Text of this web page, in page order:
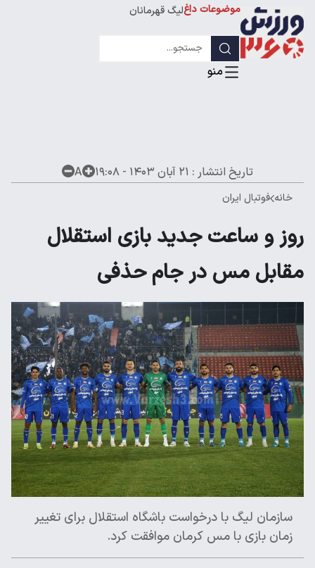
موضوعات داغ
لیگ قهرمانان
تاریخ انتشار : ۲۱ آبان ۱۴۰۳ - ۱۹:۰۸ A
خانه فوتبال ایران
روز و ساعت جدید بازی استقلال
مقابل مس در جام حذفی
سازمان لیگ با درخواست باشگاه استقلال برای تغییر
زمان بازی با مس کرمان موافقت کرد.